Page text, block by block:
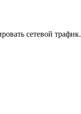
сетевой трафик.